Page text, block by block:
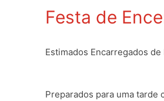
Festa de
Estimados Encarregados
Preparados para uma tarde